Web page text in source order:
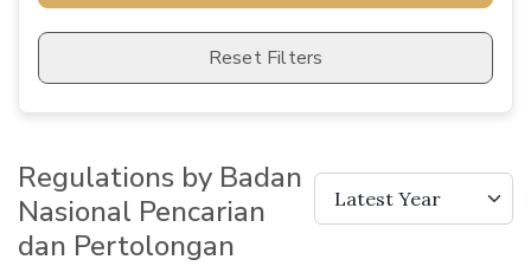
Reset Filters
Regulations by Badan
Nasional Pencarian
dan Pertolongan
Latest Year